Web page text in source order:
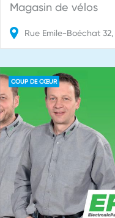
Magasin de vélos
Rue Emile-Boéchat 32
COUP DE CŒUR